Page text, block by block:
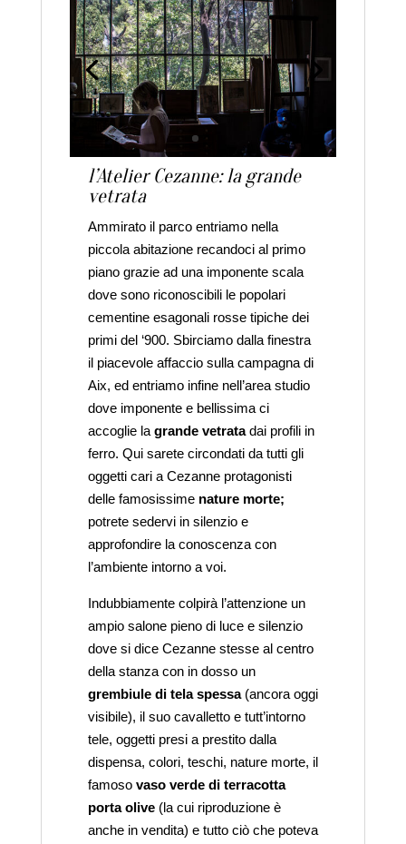
l’Atelier Cezanne: la grande
vetrata
Ammirato il parco entriamo nella
piccola abitazione recandoci al primo
piano grazie ad una imponente scala
dove sono riconoscibili le popolari
cementine esagonali rosse tipiche dei
primi del ‘900. Sbirciamo dalla finestra
il piacevole affaccio sulla campagna di
Aix, ed entriamo infine nell’area studio
dove imponente e bellissima ci
accoglie lagrande vetratadai profili in
ferro. Qui sarete circondati da tutti gli
oggetti cari a Cezanne protagonisti
delle famosissime nature morte;
potrete sedervi in silenzio e
approfondire la conoscenza con
l’ambiente intorno a voi.
Indubbiamente colpirà l’attenzione un
ampio salone pieno di luce e silenzio
dove si dice Cezanne stesse al centro
della stanza con in dosso un
grembiule di tela spessa(ancora oggi
visibile), il suo cavalletto e tutt’intorno
tele, oggetti presi a prestito dalla
dispensa, colori, teschi, nature morte, il
famoso vaso verde di terracotta
porta olive(la cui riproduzione è
anche in vendita) e tutto ciò che poteva